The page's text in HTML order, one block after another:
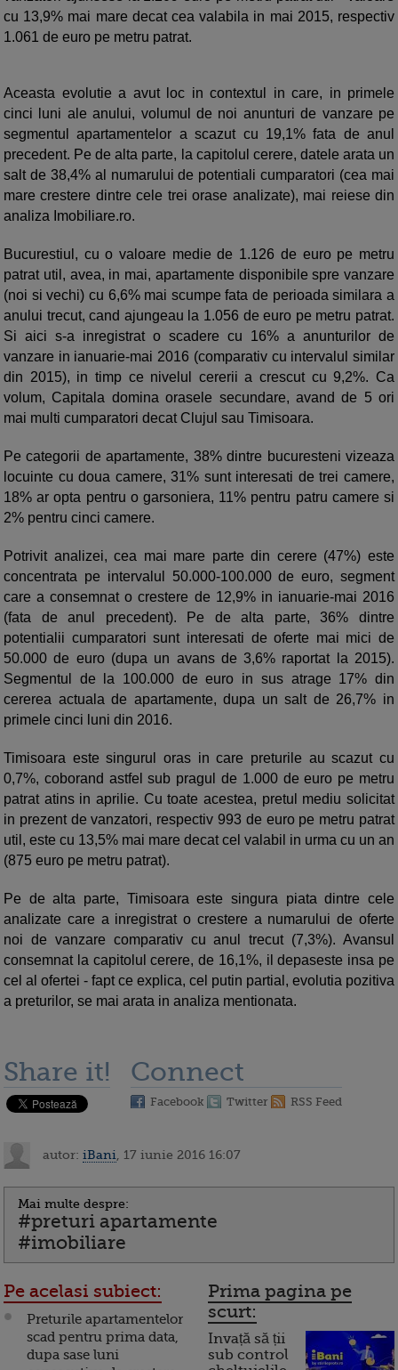
cu 13,9% mai mare decat cea valabila in mai 2015, respectiv
1.061 de euro pe metru patrat.
Aceasta evolutie a avut loc in contextul in care, in primele
cinci luni ale anului, volumul de noi anunturi de vanzare pe
segmentul apartamentelor a scazut cu 19,1% fata de anul
precedent. Pe de alta parte, la capitolul cerere, datele arata un
salt de 38,4% al numarului de potentiali cumparatori (cea mai
mare crestere dintre cele trei orase analizate), mai reiese din
analiza Imobiliare.ro.
Bucurestiul, cu o valoare medie de 1.126 de euro pe metru
patrat util, avea, in mai, apartamente disponibile spre vanzare
(noi si vechi) cu 6,6% mai scumpe fata de perioada similara a
anului trecut, cand ajungeau la 1.056 de euro pe metru patrat.
Si aici s-a inregistrat o scadere cu 16% a anunturilor de
vanzare in ianuarie-mai 2016 (comparativ cu intervalul similar
din 2015), in timp ce nivelul cererii a crescut cu 9,2%. Ca
volum, Capitala domina orasele secundare, avand de 5 ori
mai multi cumparatori decat Clujul sau Timisoara.
Pe categorii de apartamente, 38% dintre bucuresteni vizeaza
locuinte cu doua camere, 31% sunt interesati de trei camere,
18% ar opta pentru o garsoniera, 11% pentru patru camere si
2% pentru cinci camere.
Potrivit analizei, cea mai mare parte din cerere (47%) este
concentrata pe intervalul 50.000-100.000 de euro, segment
care a consemnat o crestere de 12,9% in ianuarie-mai 2016
(fata de anul precedent). Pe de alta parte, 36% dintre
potentialii cumparatori sunt interesati de oferte mai mici de
50.000 de euro (dupa un avans de 3,6% raportat la 2015).
Segmentul de la 100.000 de euro in sus atrage 17% din
cererea actuala de apartamente, dupa un salt de 26,7% in
primele cinci luni din 2016.
Timisoara este singurul oras in care preturile au scazut cu
0,7%, coborand astfel sub pragul de 1.000 de euro pe metru
patrat atins in aprilie. Cu toate acestea, pretul mediu solicitat
in prezent de vanzatori, respectiv 993 de euro pe metru patrat
util, este cu 13,5% mai mare decat cel valabil in urma cu un an
(875 euro pe metru patrat).
Pe de alta parte, Timisoara este singura piata dintre cele
analizate care a inregistrat o crestere a numarului de oferte
noi de vanzare comparativ cu anul trecut (7,3%). Avansul
consemnat la capitolul cerere, de 16,1%, il depaseste insa pe
cel al ofertei - fapt ce explica, cel putin partial, evolutia pozitiva
a preturilor, se mai arata in analiza mentionata.
Share it! Connect
Facebook Twitter RSS Feed
autor: iBani , 17 iunie 2016 16:07
Mai multe despre:
#preturi apartamente
#imobiliare
Pe acelasi subiect:
Preturile apartamentelor
scad pentru prima data,
dupa sase luni
Prima pagina pe
scurt:
Invață să ții
sub control